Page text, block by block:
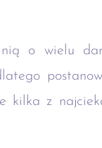
o wielu
kilka z